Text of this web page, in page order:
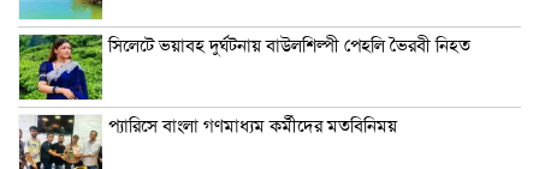
সিলেটে ভয়াবহ দুর্ঘটনায় বাউলশিল্পী পেহলি ভৈরবী নিহত
প্যারিসে বাংলা গণমাধ্যম কর্মীদের মতবিনিময়